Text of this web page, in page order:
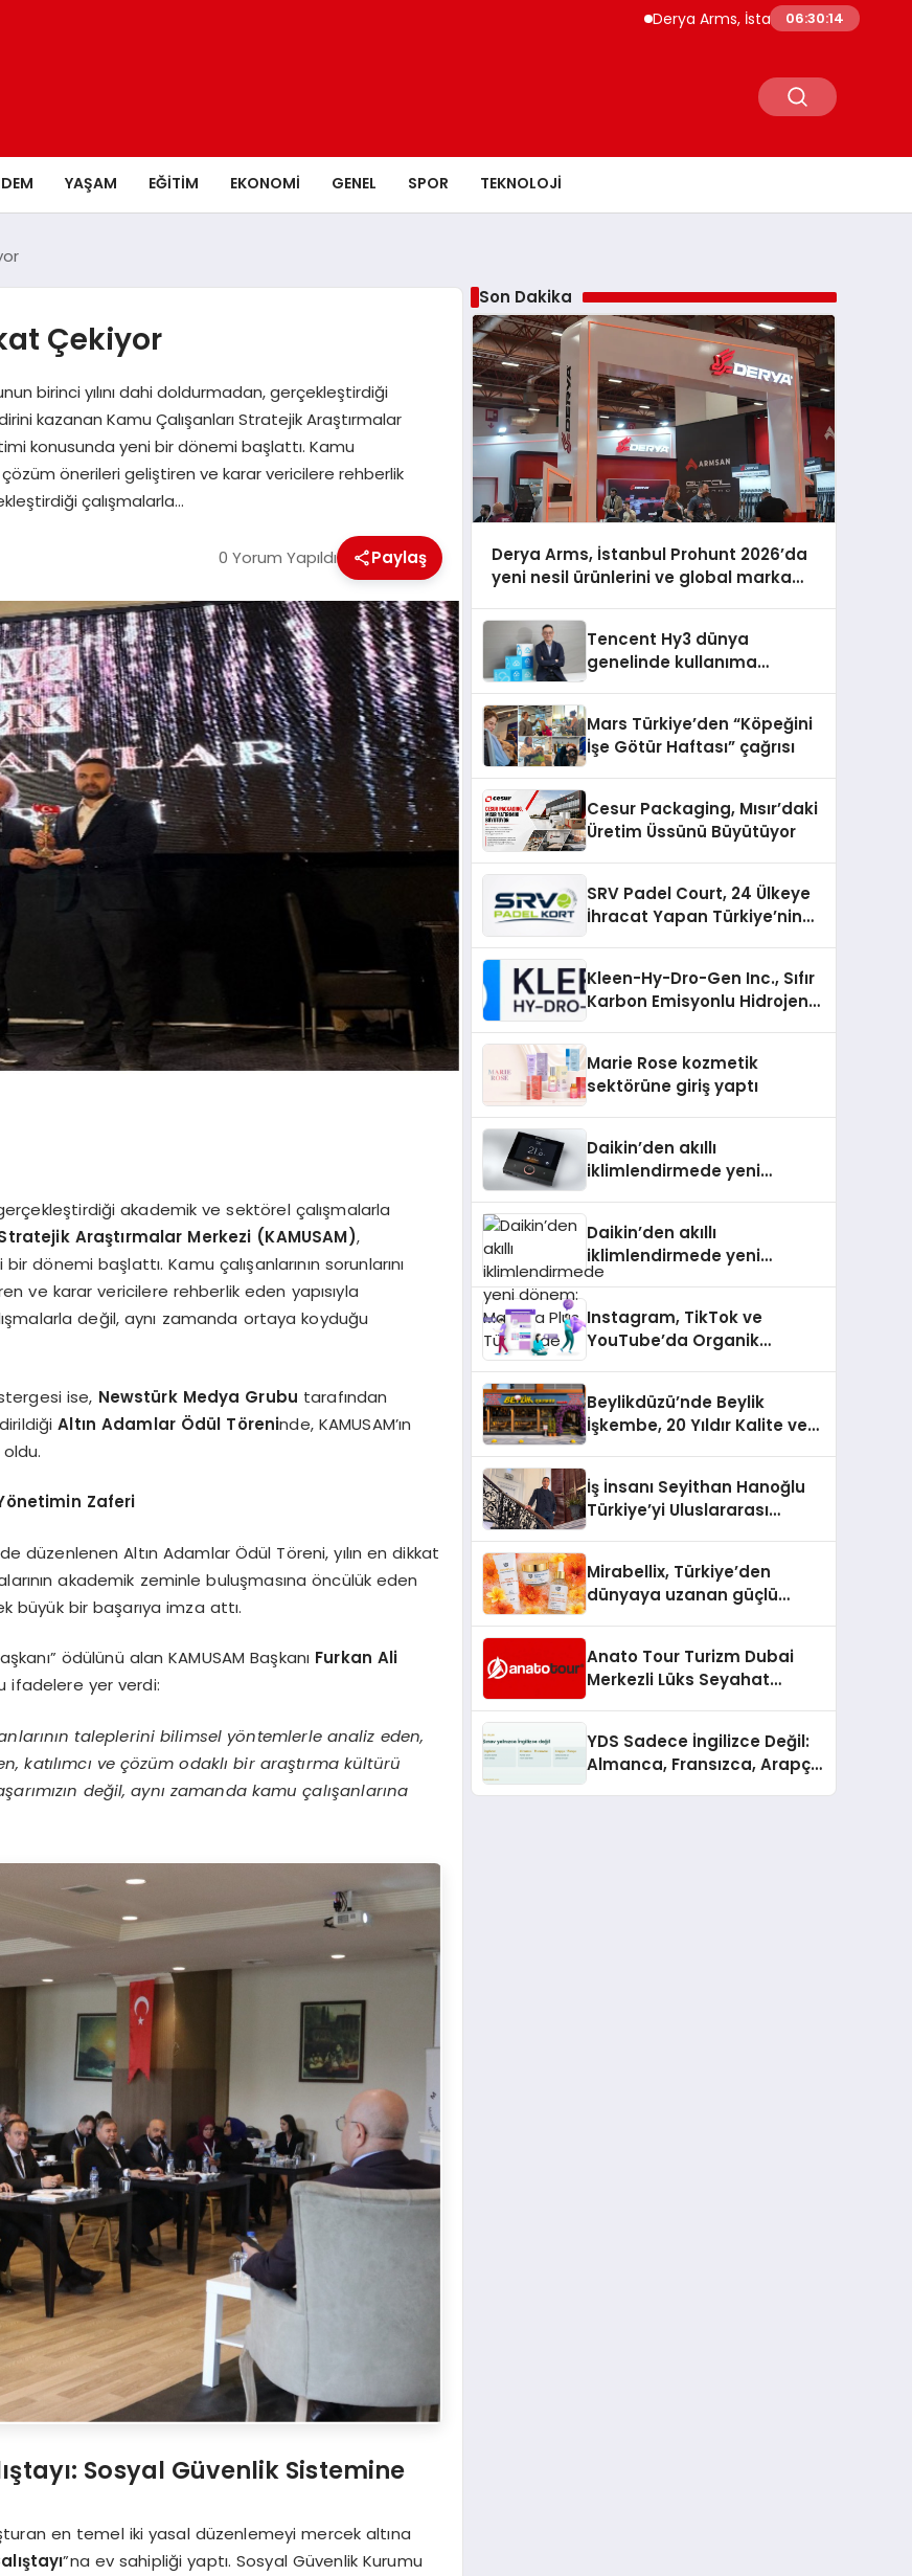
Derya Arms, İstanbul Prohunt 2026’da yeni
06:30:16
YAŞAM EĞITIM EKONOMI GENEL SPOR TEKNOLOJI
Çekiyor
birinci yılını dahi doldurmadan, gerçekleştirdiği
kazanan Kamu Çalışanları Stratejik Araştırmalar
konusunda yeni bir dönemi başlattı. Kamu
çözüm önerileri geliştiren ve karar vericilere rehberlik
çalışmalarla…
0 Yorum Yapıldı Paylaş
akademik ve sektörel çalışmalarla
Araştırmalar Merkezi (KAMUSAM),
dönemi başlattı. Kamu çalışanlarının sorunlarını
ve karar vericilere rehberlik eden yapısıyla
değil, aynı zamanda ortaya koyduğu
ise, Newstürk Medya Grubu tarafından
Altın Adamlar Ödül Töreninde, KAMUSAM’ın
Zaferi
düzenlenen Altın Adamlar Ödül Töreni, yılın en dikkat
akademik zeminle buluşmasına öncülük eden
büyük bir başarıya imza attı.
ödülünü alan KAMUSAM Başkanı Furkan Ali
ifadelere yer verdi:
taleplerini bilimsel yöntemlerle analiz eden,
ve çözüm odaklı bir araştırma kültürü
değil, aynı zamanda kamu çalışanlarına
Sosyal Güvenlik Sistemine
en temel iki yasal düzenlemeyi mercek altına
”na ev sahipliği yaptı. Sosyal Güvenlik Kurumu
Son Dakika
Derya Arms, İstanbul Prohunt 2026’da
yeni nesil ürünlerini ve global marka
Tencent Hy3 dünya
genelinde kullanıma
Mars Türkiye’den “Köpeğini
İşe Götür Haftası” çağrısı
Cesur Packaging, Mısır’daki
Üretim Üssünü Büyütüyor
SRV Padel Court, 24 Ülkeye
İhracat Yapan Türkiye’nin
Kleen-Hy-Dro-Gen Inc., Sıfır
Karbon Emisyonlu Hidrojen
Aldı
Marie Rose kozmetik
sektörüne giriş yaptı
Daikin’den akıllı
iklimlendirmede yeni
Daikin’den akıllı
iklimlendirmede yeni
dönem: Madoka Plus
Instagram, TikTok ve
YouTube’da Organik
Beylikdüzü’nde Beylik
İşkembe, 20 Yıldır Kalite ve
İş İnsanı Seyithan Hanoğlu
Türkiye’yi Uluslararası
Mirabellix, Türkiye’den
dünyaya uzanan güçlü
Anato Tour Turizm Dubai
Merkezli Lüks Seyahat
YDS Sadece İngilizce Değil:
Almanca, Fransızca, Arapça